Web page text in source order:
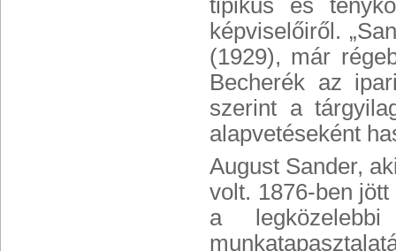
tipikus és
képviselőiről.
(1929), már
Becherék az
szerint a
alapvetéseként
August Sander,
volt. 1876-ben
a